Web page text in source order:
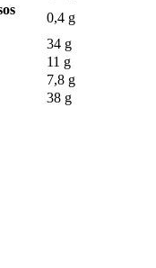
0,4 g
34 g
11 g
7,8 g
38 g